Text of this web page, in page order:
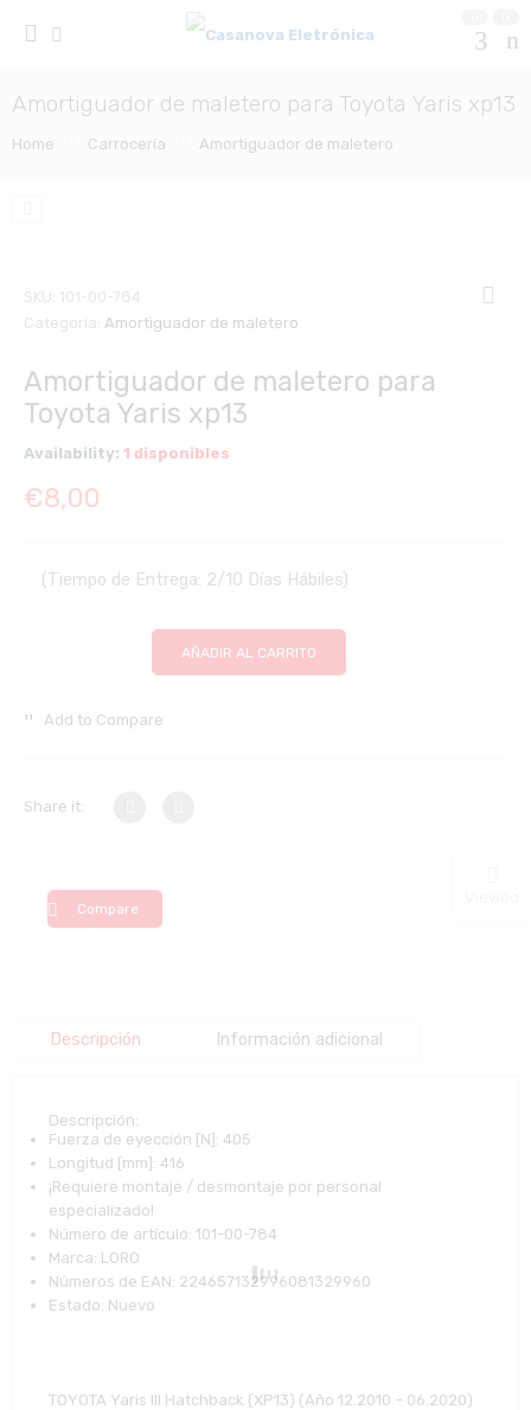
Amortiguador de maletero para Toyota Yaris xp13
Home Carrocería Amortiguador de maletero
SKU: 101-00-784
Categoría: Amortiguador de maletero
Amortiguador de maletero para
Toyota Yaris xp13
Availability: 1 disponibles
€8,00
(Tiempo de Entrega: 2/10 Días Hábiles)
AÑADIR AL CARRITO
Add to Compare
Share it:
Compare
Descripción Información adicional
Descripción:
Fuerza de eyección [N]: 405
Longitud [mm]: 416
¡Requiere montaje / desmontaje por personal
especializado!
Número de artículo: 101-00-784
Marca: LORO
Números de EAN: 224657132996081329960
Estado: Nuevo
TOYOTA Yaris III Hatchback (XP13) (Año 12.2010 – 06.2020)